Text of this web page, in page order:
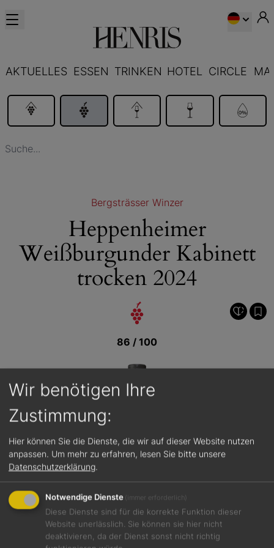
AKTUELLES ESSEN TRINKEN HOTEL CIRCLE
Bergsträsser Winzer
Heppenheimer
Weißburgunder Kabinett
trocken 2024
86 / 100
Wir benötigen Ihre
Zustimmung:
Hier können Sie die Dienste, die wir auf dieser Website nutzen
anpassen. Um mehr zu erfahren, lesen Sie bitte unsere
Datenschutzerklärung
Notwendige Dienste (immer erforderlich)
Diese Dienste sind für die korrekte Funktion dieser
Website unerlässlich. Sie können sie hier nicht
deaktivieren, da der Dienst sonst nicht richtig